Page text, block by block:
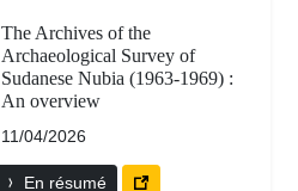
The Archives of the
Archaeological Survey of
Sudanese Nubia (1963-1969) :
An overview
11/04/2026
En résumé